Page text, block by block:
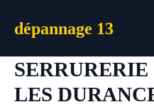
dépannage 13
LES